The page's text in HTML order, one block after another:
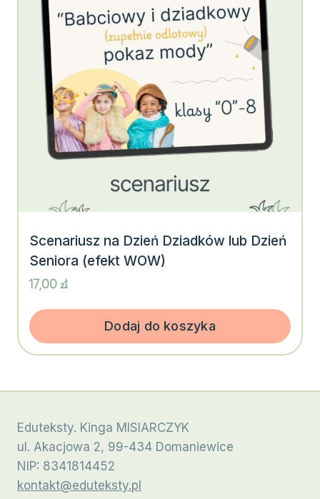
Scenariusz na Dzień Dziadków lub Dzień
Seniora (efekt WOW)
17,00zł
Dodaj do koszyka
Eduteksty. Kinga MISIARCZYK
ul. Akacjowa 2, 99-434 Domaniewice
NIP: 8341814452
kontakt@eduteksty.pl